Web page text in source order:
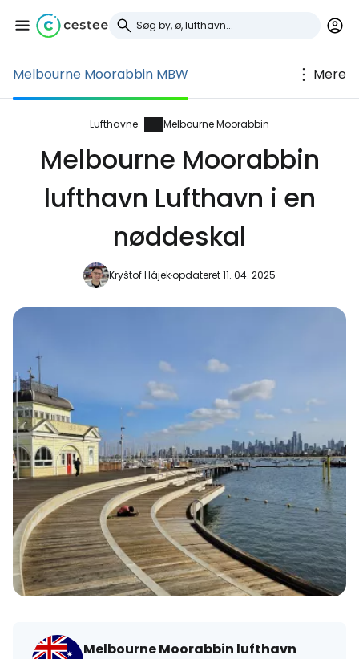
Melbourne Moorabbin MBW Mere
Lufthavne Melbourne Moorabbin
Melbourne Moorabbin
lufthavn Lufthavn i en
nøddeskal
Kryštof Hájekopdateret 11. 04. 2025
Melbourne Moorabbin lufthavn
Log ind på Cestee
... det verdensomspændende
Fortsæt med Google